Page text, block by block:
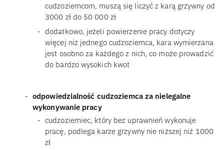
cudzoziemcom, muszą się liczyć z karą grzywny od
3000 zł do 50 000 zł
dodatkowo, jeżeli powierzenie pracy dotyczy
więcej niż jednego cudzoziemca, kara wymierzana
jest osobno za każdego z nich, co może prowadzić
do bardzo wysokich kwot
odpowiedzialność cudzoziemca za nielegalne
wykonywanie pracy
cudzoziemiec, który bez uprawnień wykonuje
pracę, podlega karze grzywny nie niższej niż 1000
zł